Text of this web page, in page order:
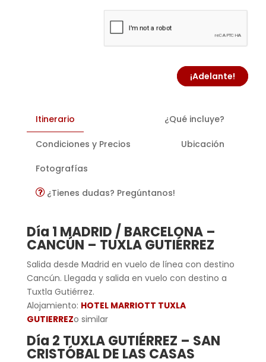
¡Adelante!
Itinerario ¿Qué incluye?
Condiciones y Precios Ubicación
Fotografías
¿Tienes dudas? Pregúntanos!
Día 1 MADRID / BARCELONA –
CANCÚN – TUXLA GUTIÉRREZ
Salida desde Madrid en vuelo de línea con destino
Cancún. Llegada y salida en vuelo con destino a
Tuxtla Gutiérrez.
Alojamiento: HOTEL MARRIOTT TUXLA
GUTIERREZo similar
Día 2 TUXLA GUTIÉRREZ – SAN
CRISTÓBAL DE LAS CASAS